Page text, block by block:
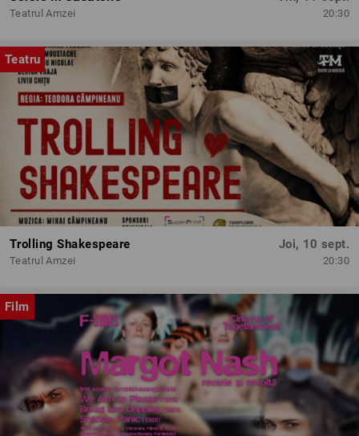
Teatrul Amzei 20:30
Teatru
Trolling Shakespeare
Teatrul Amzei
Joi, 10 sept.
20:30
Film